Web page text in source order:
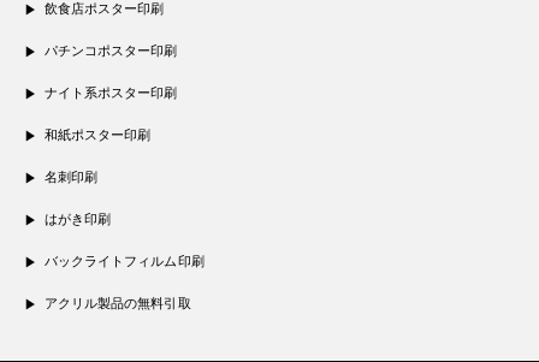
飲食店ポスター印刷
パチンコポスター印刷
ナイト系ポスター印刷
和紙ポスター印刷
名刺印刷
はがき印刷
バックライトフィルム印刷
アクリル製品の無料引取